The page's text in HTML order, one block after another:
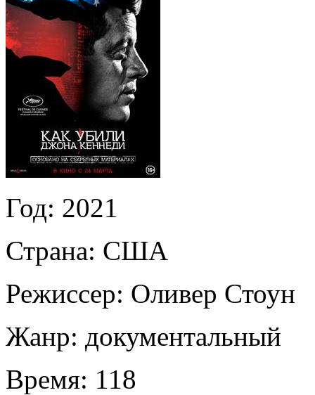
Год: 2021
Страна: США
Режиссер: Оливер Стоун
Жанр: документальный
Время: 118